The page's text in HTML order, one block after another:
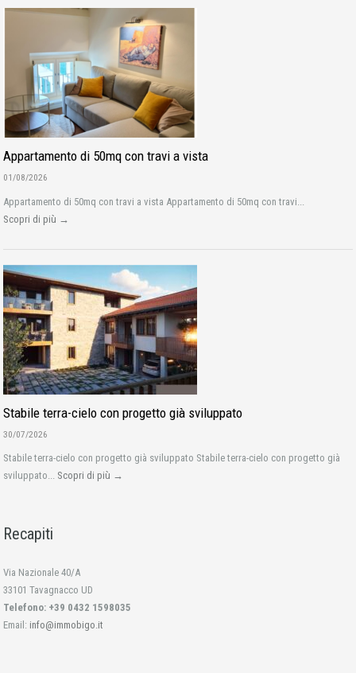
Appartamento di 50mq con travi a vista
01/08/2026
Appartamento di 50mq con travi a vista Appartamento di 50mq con travi...
Scopri di più →
Stabile terra-cielo con progetto già sviluppato
30/07/2026
Stabile terra-cielo con progetto già sviluppato Stabile terra-cielo con progetto già
sviluppato... Scopri di più →
Recapiti
Via Nazionale 40/A
33101 Tavagnacco UD
Telefono: +39 0432 1598035
Email: info@immobigo.it